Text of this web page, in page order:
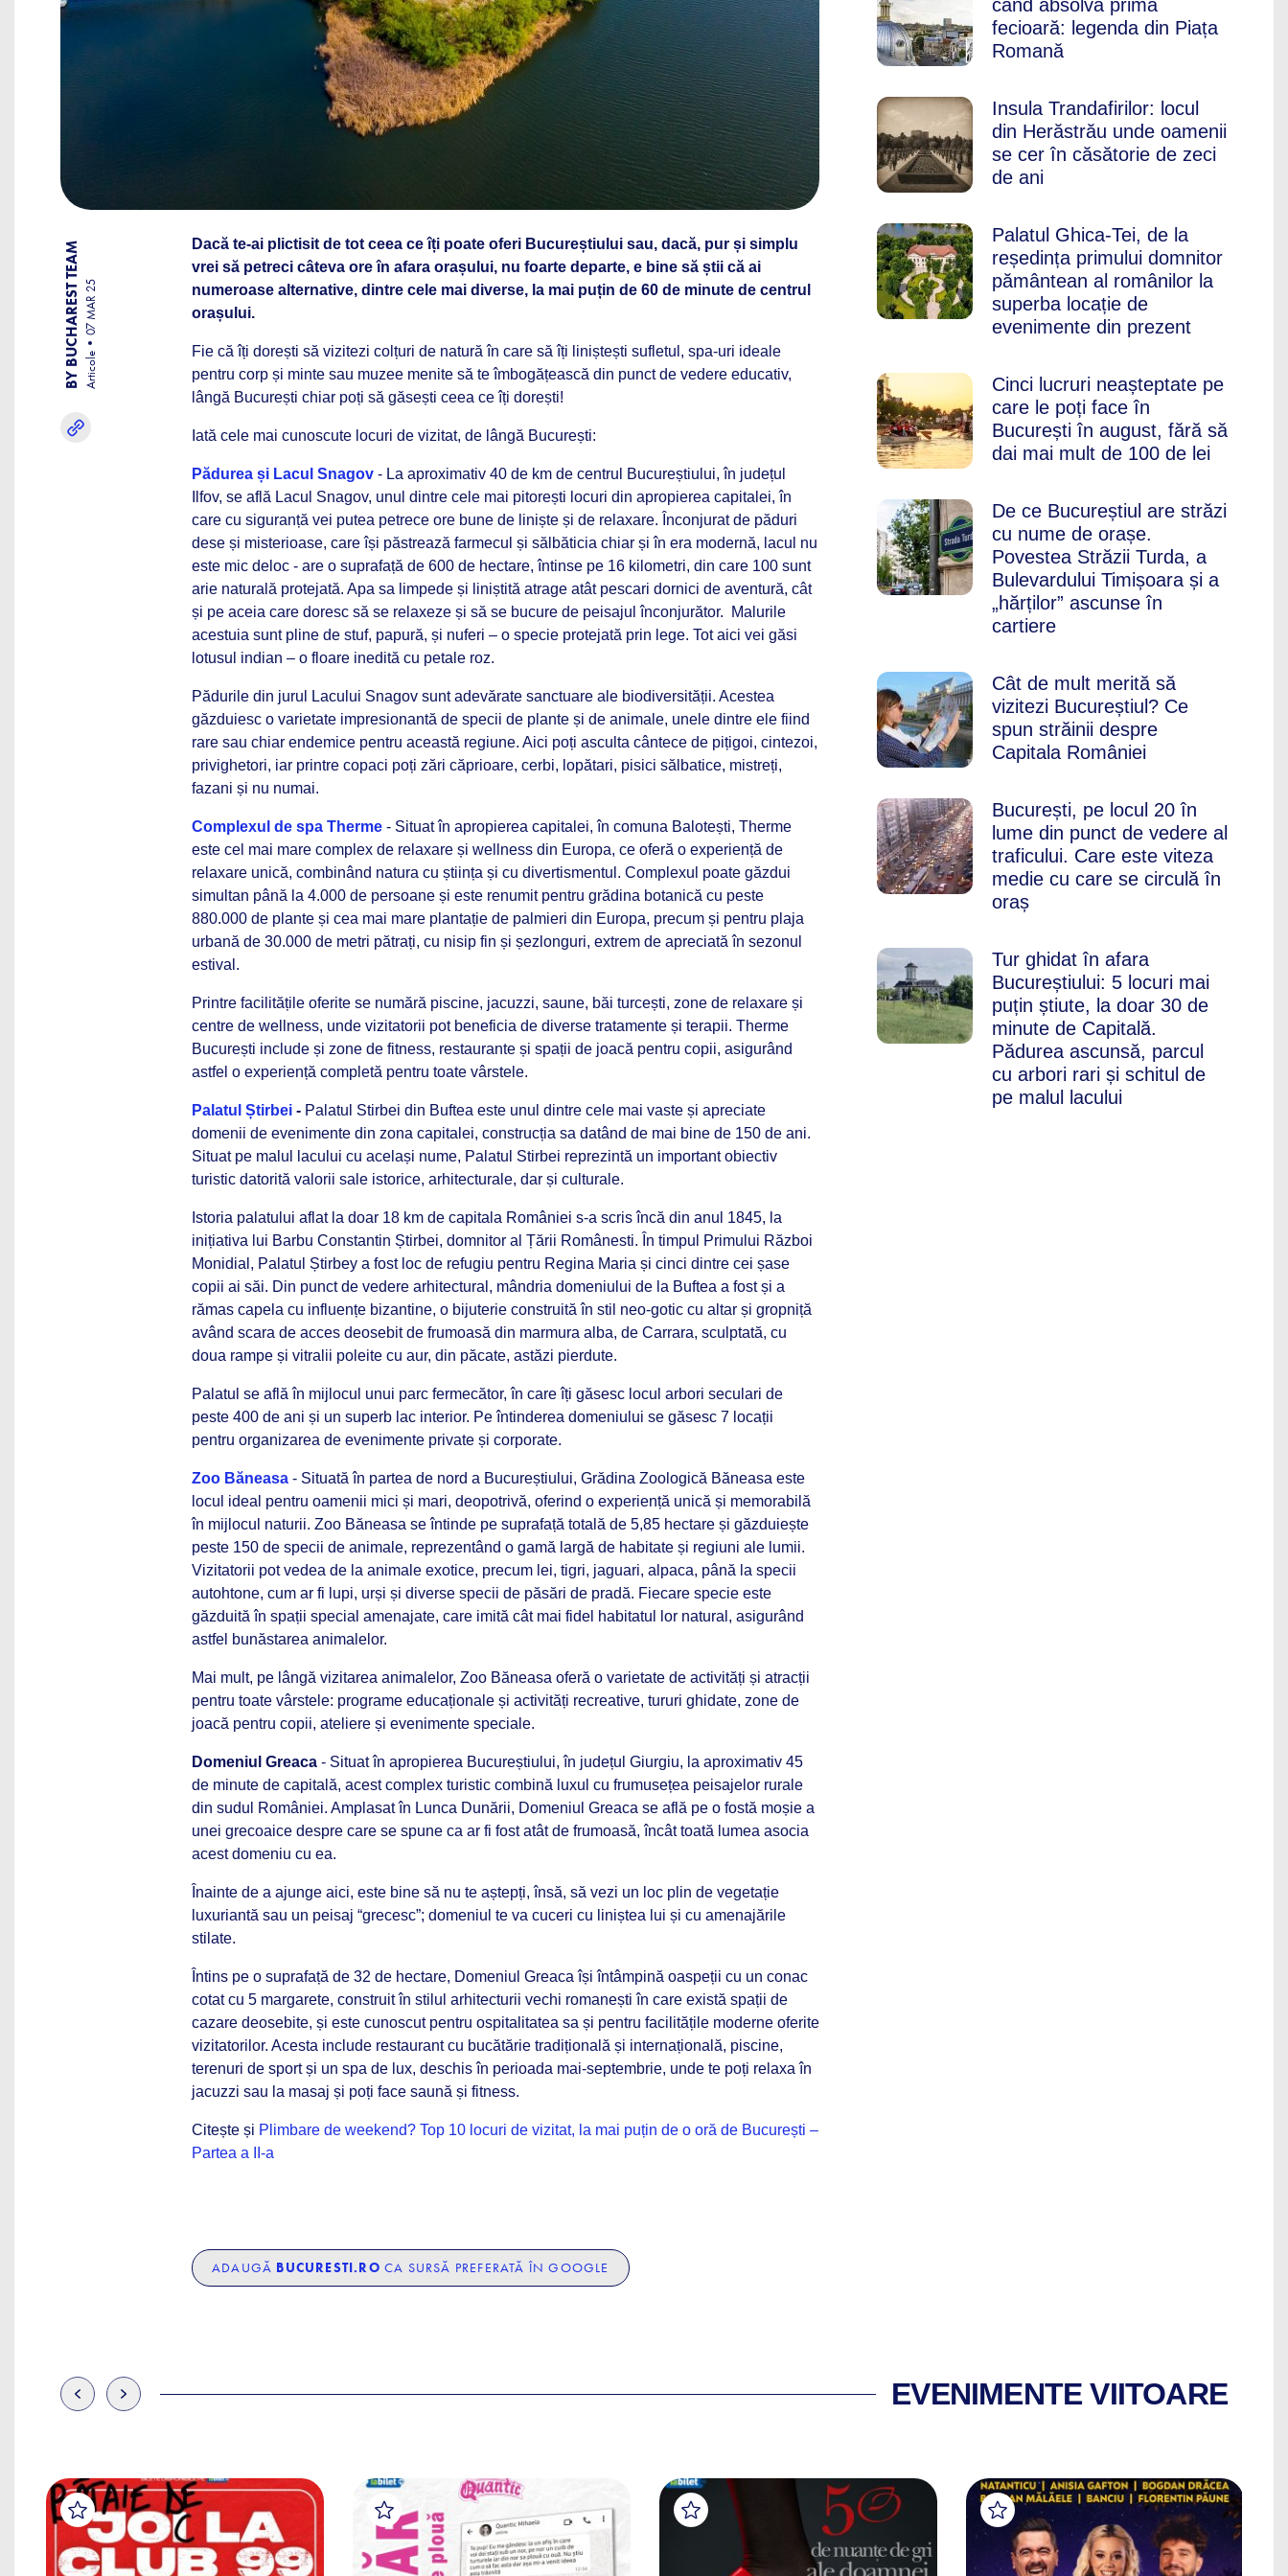
BY BUCHAREST TEAM Articole
07 MAR 25
Dacă te-ai plictisit de tot ceea ce îți poate oferi Bucureștiului sau, dacă, pur și simplu
vrei să petreci câteva ore în afara orașului, nu foarte departe, e bine să știi că ai
numeroase alternative, dintre cele mai diverse, la mai puțin de 60 de minute de centrul
orașului.
Fie că îți dorești să vizitezi colțuri de natură în care să îți liniștești sufletul, spa-uri ideale
pentru corp și minte sau muzee menite să te îmbogățească din punct de vedere educativ,
lângă București chiar poți să găsești ceea ce îți dorești!
Iată cele mai cunoscute locuri de vizitat, de lângă București:
Pădurea și Lacul Snagov - La aproximativ 40 de km de centrul Bucureștiului, în județul
Ilfov, se află Lacul Snagov, unul dintre cele mai pitorești locuri din apropierea capitalei, în
care cu siguranță vei putea petrece ore bune de liniște și de relaxare. Înconjurat de păduri
dese și misterioase, care își păstrează farmecul și sălbăticia chiar și în era modernă, lacul nu
este mic deloc - are o suprafață de 600 de hectare, întinse pe 16 kilometri, din care 100 sunt
arie naturală protejată. Apa sa limpede și liniștită atrage atât pescari dornici de aventură, cât
și pe aceia care doresc să se relaxeze și să se bucure de peisajul înconjurător. Malurile
acestuia sunt pline de stuf, papură, și nuferi – o specie protejată prin lege. Tot aici vei găsi
lotusul indian – o floare inedită cu petale roz.
Pădurile din jurul Lacului Snagov sunt adevărate sanctuare ale biodiversității. Acestea
găzduiesc o varietate impresionantă de specii de plante și de animale, unele dintre ele fiind
rare sau chiar endemice pentru această regiune. Aici poți asculta cântece de pițigoi, cintezoi,
privighetori, iar printre copaci poți zări căprioare, cerbi, lopătari, pisici sălbatice, mistreți,
fazani și nu numai.
Complexul de spa Therme - Situat în apropierea capitalei, în comuna Balotești, Therme
este cel mai mare complex de relaxare și wellness din Europa, ce oferă o experiență de
relaxare unică, combinând natura cu știința și cu divertismentul. Complexul poate găzdui
simultan până la 4.000 de persoane și este renumit pentru grădina botanică cu peste
880.000 de plante și cea mai mare plantație de palmieri din Europa, precum și pentru plaja
urbană de 30.000 de metri pătrați, cu nisip fin și șezlonguri, extrem de apreciată în sezonul
estival.
Printre facilitățile oferite se numără piscine, jacuzzi, saune, băi turcești, zone de relaxare și
centre de wellness, unde vizitatorii pot beneficia de diverse tratamente și terapii. Therme
București include și zone de fitness, restaurante și spații de joacă pentru copii, asigurând
astfel o experiență completă pentru toate vârstele.
Palatul Știrbei - Palatul Stirbei din Buftea este unul dintre cele mai vaste și apreciate
domenii de evenimente din zona capitalei, construcția sa datând de mai bine de 150 de ani.
Situat pe malul lacului cu același nume, Palatul Stirbei reprezintă un important obiectiv
turistic datorită valorii sale istorice, arhitecturale, dar și culturale.
Istoria palatului aflat la doar 18 km de capitala României s-a scris încă din anul 1845, la
inițiativa lui Barbu Constantin Știrbei, domnitor al Țării Românesti. În timpul Primului Război
Monidial, Palatul Știrbey a fost loc de refugiu pentru Regina Maria și cinci dintre cei șase
copii ai săi. Din punct de vedere arhitectural, mândria domeniului de la Buftea a fost și a
rămas capela cu influențe bizantine, o bijuterie construită în stil neo-gotic cu altar și gropniță
având scara de acces deosebit de frumoasă din marmura alba, de Carrara, sculptată, cu
doua rampe și vitralii poleite cu aur, din păcate, astăzi pierdute.
Palatul se află în mijlocul unui parc fermecător, în care îți găsesc locul arbori seculari de
peste 400 de ani și un superb lac interior. Pe întinderea domeniului se găsesc 7 locații
pentru organizarea de evenimente private și corporate.
Zoo Băneasa - Situată în partea de nord a Bucureștiului, Grădina Zoologică Băneasa este
locul ideal pentru oamenii mici și mari, deopotrivă, oferind o experiență unică și memorabilă
în mijlocul naturii. Zoo Băneasa se întinde pe suprafață totală de 5,85 hectare și găzduiește
peste 150 de specii de animale, reprezentând o gamă largă de habitate și regiuni ale lumii.
Vizitatorii pot vedea de la animale exotice, precum lei, tigri, jaguari, alpaca, până la specii
autohtone, cum ar fi lupi, urși și diverse specii de păsări de pradă. Fiecare specie este
găzduită în spații special amenajate, care imită cât mai fidel habitatul lor natural, asigurând
astfel bunăstarea animalelor.
Mai mult, pe lângă vizitarea animalelor, Zoo Băneasa oferă o varietate de activități și atracții
pentru toate vârstele: programe educaționale și activități recreative, tururi ghidate, zone de
joacă pentru copii, ateliere și evenimente speciale.
Domeniul Greaca - Situat în apropierea Bucureștiului, în județul Giurgiu, la aproximativ 45
de minute de capitală, acest complex turistic combină luxul cu frumusețea peisajelor rurale
din sudul României. Amplasat în Lunca Dunării, Domeniul Greaca se află pe o fostă moșie a
unei grecoaice despre care se spune ca ar fi fost atât de frumoasă, încât toată lumea asocia
acest domeniu cu ea.
Înainte de a ajunge aici, este bine să nu te aștepți, însă, să vezi un loc plin de vegetație
luxuriantă sau un peisaj “grecesc”; domeniul te va cuceri cu liniștea lui și cu amenajările
stilate.
Întins pe o suprafață de 32 de hectare, Domeniul Greaca își întâmpină oaspeții cu un conac
cotat cu 5 margarete, construit în stilul arhitecturii vechi romanești în care există spații de
cazare deosebite, și este cunoscut pentru ospitalitatea sa și pentru facilitățile moderne oferite
vizitatorilor. Acesta include restaurant cu bucătărie tradițională și internațională, piscine,
terenuri de sport și un spa de lux, deschis în perioada mai-septembrie, unde te poți relaxa în
jacuzzi sau la masaj și poți face saună și fitness.
Citește și Plimbare de weekend? Top 10 locuri de vizitat, la mai puțin de o oră de București –
Partea a II-a
ADAUGĂ BUCURESTI.RO CA SURSĂ PREFERATĂ ÎN GOOGLE
când absolvă prima
fecioară: legenda din Piața
Romană
Insula Trandafirilor: locul
din Herăstrău unde oamenii
se cer în căsătorie de zeci
de ani
Palatul Ghica-Tei, de la
reședința primului domnitor
pământean al românilor la
superba locație de
evenimente din prezent
Cinci lucruri neașteptate pe
care le poți face în
București în august, fără să
dai mai mult de 100 de lei
De ce Bucureștiul are străzi
cu nume de orașe.
Povestea Străzii Turda, a
Bulevardului Timișoara și a
„hărților” ascunse în
cartiere
Cât de mult merită să
vizitezi Bucureștiul? Ce
spun străinii despre
Capitala României
București, pe locul 20 în
lume din punct de vedere al
traficului. Care este viteza
medie cu care se circulă în
oraș
Tur ghidat în afara
Bucureștiului: 5 locuri mai
puțin știute, la doar 30 de
minute de Capitală.
Pădurea ascunsă, parcul
cu arbori rari și schitul de
pe malul lacului
EVENIMENTE VIITOARE